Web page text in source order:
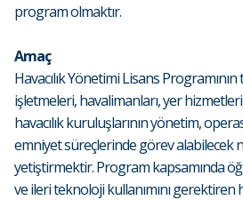
program olmaktır.
Amaç
Havacılık Yönetimi Lisans
işletmeleri, havalimanları, yer
havacılık kuruluşlarının yönetim,
emniyet süreçlerinde görev alabilecek
yetiştirmektir. Program kapsamında
ve ileri teknoloji kullanımını gerektiren